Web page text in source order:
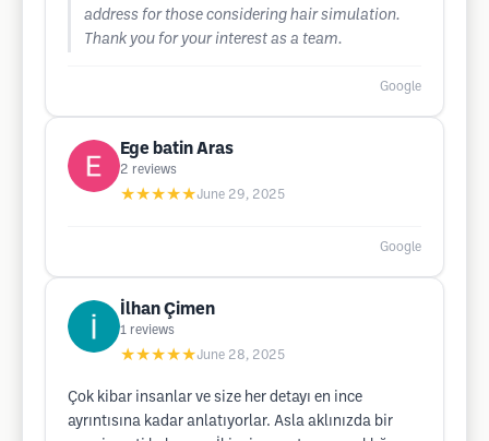
address for those considering hair simulation.
Thank you for your interest as a team.
Google
Ege batin Aras
2 reviews
★★★★★June 29, 2025
Google
İlhan Çimen
1 reviews
★★★★★June 28, 2025
Çok kibar insanlar ve size her detayı en ince
ayrıntısına kadar anlatıyorlar. Asla aklınızda bir